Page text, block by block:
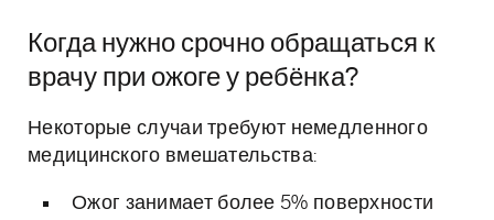
Когда нужно срочно обращаться к
врачу при ожоге у ребёнка?
Некоторые случаи требуют немедленного
медицинского вмешательства:
Ожог занимает более 5% поверхности